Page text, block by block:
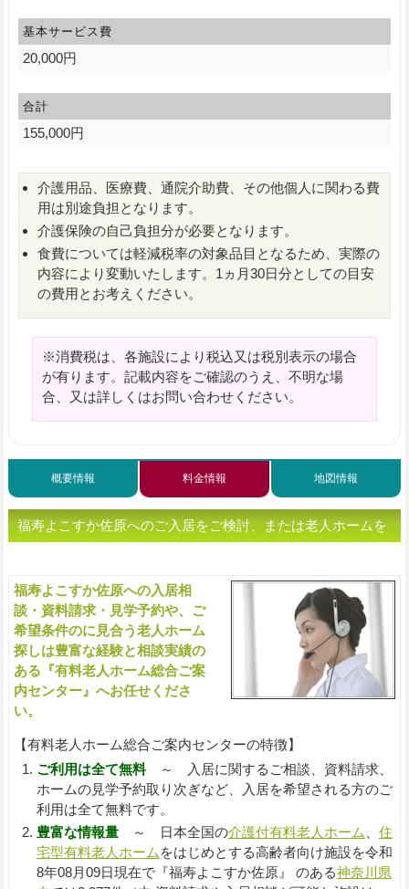
基本サービス費
20,000円
合計
155,000円
介護用品、医療費、通院介助費、その他個人に関わる費
用は別途負担となります。
介護保険の自己負担分が必要となります。
食費については軽減税率の対象品目となるため、実際の
内容により変動いたします。1ヵ月30日分としての目安
の費用とお考えください。
※消費税は、各施設により税込又は税別表示の場合
が有ります。記載内容をご確認のうえ、不明な場
合、又は詳しくはお問い合わせください。
概要情報 料金情報 地図情報
福寿よこすか佐原へのご入居をご検討、または老人ホームを
福寿よこすか佐原への入居相
談・資料請求・見学予約や、ご
希望条件のに見合う老人ホーム
探しは豊富な経験と相談実績の
ある『有料老人ホーム総合ご案
内センター』へお任せくださ
い。
【有料老人ホーム総合ご案内センターの特徴】
ご利用は全て無料～ 入居に関するご相談、資料請求、
ホームの見学予約取り次ぎなど、入居を希望される方のご
利用は全て無料です。
豊富な情報量～ 日本全国の介護付有料老人ホーム
住
宅型有料老人ホーム をはじめとする高齢者向け施設を令和
8年08月09日現在で『福寿よこすか佐原』 のある神奈川県